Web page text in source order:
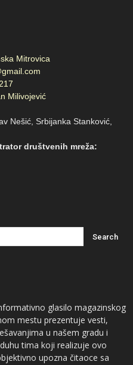
Mitrovica
Milivojević
Nešić, Srbijanka Stanković,
Nikolić
društvenih mreža:
glasilo magazinskog
mestu prezentuje vesti,
u našem gradu i
tima koji realizuje ovo
upozna čitaoce sa